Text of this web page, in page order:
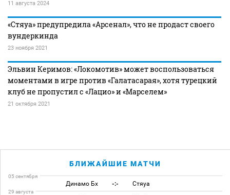
11 августа 2024
«Стяуа» предупредила «Арсенал», что не продаст своего
вундеркинда
23 ноября 2021
Эльвин Керимов: «Локомотив» может воспользоваться
моментами в игре против «Галатасарая», хотя турецкий
клуб не пропустил с «Лацио» и «Марселем»
21 октября 2021
БЛИЖАЙШИЕ МАТЧИ
05 сентября
Динамо Бх -:- Стяуа
29 августа